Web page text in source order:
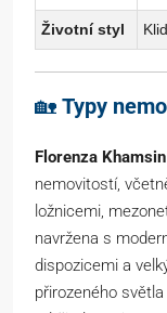
Životní styl
🏡 Typy
Florenza Khamsin
nemovitostí,
ložnicemi,
navržena s
dispozicemi a
přirozeného